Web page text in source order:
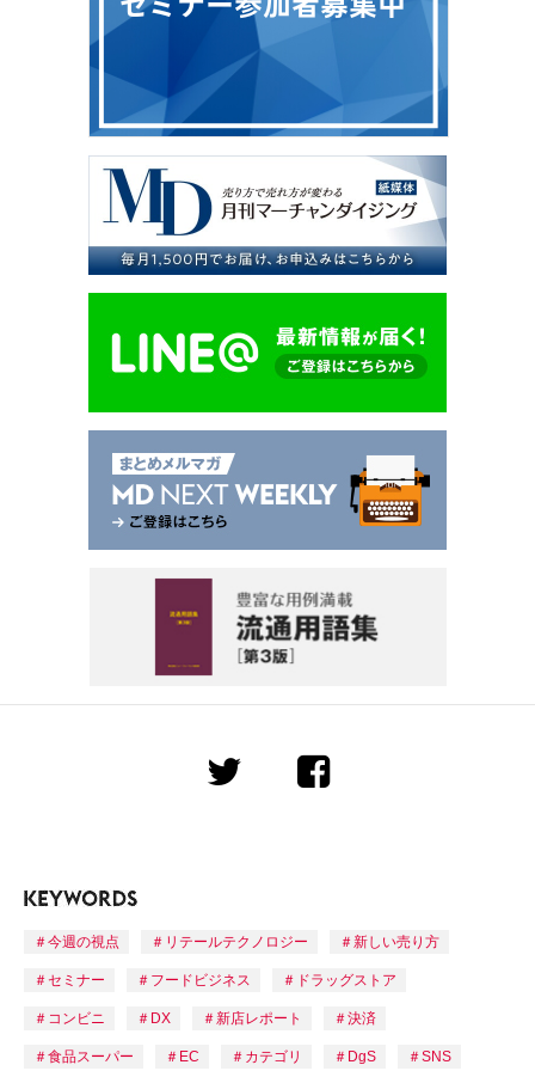
今週の視点 リテールテクノロジー 新しい売り方
セミナー フードビジネス ドラッグストア
コンビニ DX 新店レポート 決済
食品スーパー EC カテゴリ DgS SNS